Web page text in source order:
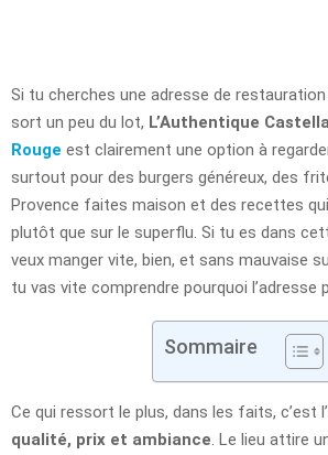
Si tu cherches une adresse de restauration
sort un peu du lot, L’Authentique
Rouge est clairement une option à
surtout pour des burgers généreux, des
Provence faites maison et des recettes
plutôt que sur le superflu. Si tu es dans
veux manger vite, bien, et sans mauvaise
tu vas vite comprendre pourquoi l’adresse
Sommaire
Ce qui ressort le plus, dans les faits, c’est
qualité, prix et ambiance . Le lieu attire